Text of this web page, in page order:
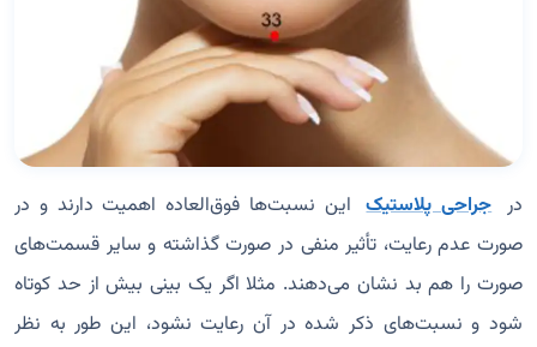
در جراحی پلاستیک این نسبت‌ها فوق‌العاده اهمیت دارند و در
صورت عدم رعایت، تأثیر منفی در صورت گذاشته و سایر قسمت‌های
صورت را هم بد نشان می‌دهند. مثلا اگر یک بینی بیش از حد کوتاه
شود و نسبت‌های ذکر شده در آن رعایت نشود، این طور به نظر